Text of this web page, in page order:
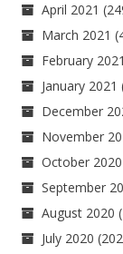
April 2021
March 2021
February 2021
January 2021
December
November
October 2020
September
August 2020
July 2020